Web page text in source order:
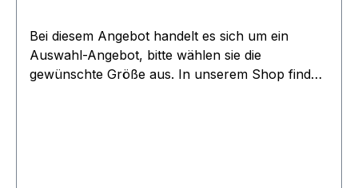
Bei diesem Angebot handelt es sich um ein
Auswahl-Angebot, bitte wählen sie die
gewünschte Größe aus. In unserem Shop finden